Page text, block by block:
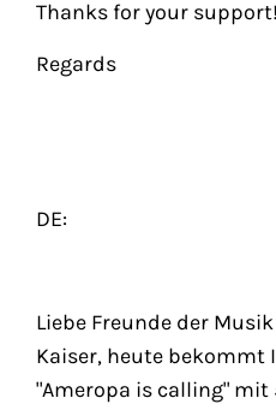
Thanks for your support!
Regards
DE:
Liebe Freunde der
Kaiser, heute bekommt
"Ameropa is calling"